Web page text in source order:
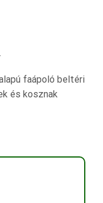
faápoló beltéri
és kosznak